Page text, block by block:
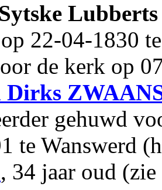
Sytske Lubberts
22-04-1830
de kerk op
Dirks
gehuwd
te Wanswerd
, 34 jaar oud